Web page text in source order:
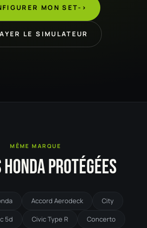
MON SET->
LE SIMULATEUR
MÊME MARQUE
PROTÉGÉES
Accord Aerodeck City
5d Civic Type R Concerto